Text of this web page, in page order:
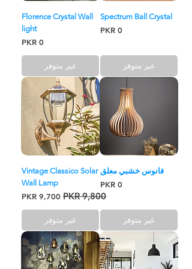
Spectrum Ball Crystal
السعر
غير متوفر
Florence Crystal Wall
light
السعر
غير متوفر
فانوس خشبي معلق
السعر
غير متوفر
Vintage Classico Solar
Wall Lamp
سعر عادي سعر البيع
غير متوفر